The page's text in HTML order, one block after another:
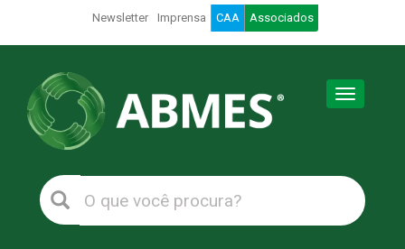
Newsletter Imprensa CAA Associados
Toggle